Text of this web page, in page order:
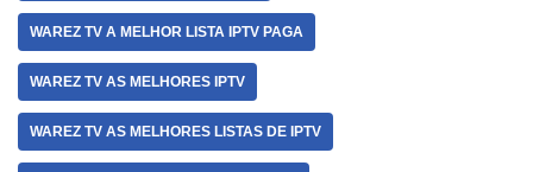
WAREZ TV A MELHOR LISTA IPTV PAGA
WAREZ TV AS MELHORES IPTV
WAREZ TV AS MELHORES LISTAS DE IPTV